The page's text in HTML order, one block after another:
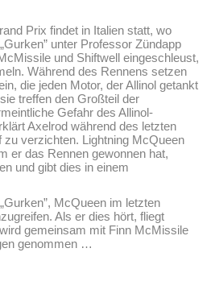
Prix findet in Italien statt, wo
unter Professor Zündapp
und Shiftwell eingeschleust,
Während des Rennens setzen
die jeden Motor, der Allinol getankt
treffen den Großteil der
Gefahr des Allinol-
Axelrod während des letzten
zu verzichten. Lightning McQueen
er das Rennen gewonnen hat,
und gibt dies in einem
McQueen im letzten
Als er dies hört, fliegt
gemeinsam mit Finn McMissile
genommen …